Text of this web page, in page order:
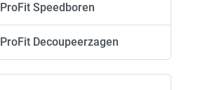
ProFit Speedboren
ProFit Decoupeerzagen